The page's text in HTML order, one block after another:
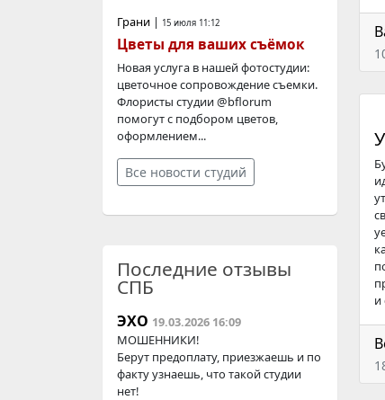
и
Грани | 15 июля 11:12
Цветы для ваших съёмок
Новая услуга в нашей фотостудии:
цветочное сопровождение съемки.
Флористы студии @bflorum
помогут с подбором цветов,
оформлением...
Все новости студий
Последние отзывы
СПБ
ЭХО 19.03.2026 16:09
МОШЕННИКИ!
Берут предоплату, приезжаешь и по
факту узнаешь, что такой студии
нет!